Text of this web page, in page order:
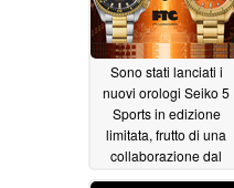
Sono stati lanciati i
nuovi orologi Seiko 5
Sports in edizione
limitata, frutto di una
collaborazione dal
design accattivante